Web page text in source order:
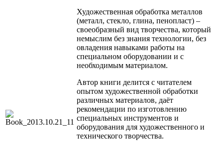
Художественная обработка металлов
(металл, стекло, глина, пенопласт) –
своеобразный вид творчества, который
немыслим без знания технологии, без
овладения навыками работы на
специальном оборудовании и с
необходимым материалом.
Автор книги делится с читателем
опытом художественной обработки
различных материалов, даёт
рекомендации по изготовлению
специальных инструментов и
оборудования для художественного и
технического творчества.